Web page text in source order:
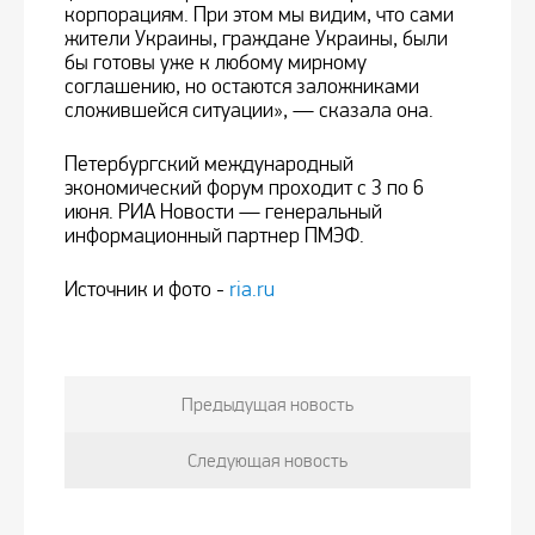
корпорациям. При этом мы видим, что сами
жители Украины, граждане Украины, были
бы готовы уже к любому мирному
соглашению, но остаются заложниками
сложившейся ситуации», — сказала она.
Петербургский международный
экономический форум проходит с 3 по 6
июня. РИА Новости — генеральный
информационный партнер ПМЭФ.
Источник и фото - ria.ru
Предыдущая новость
Следующая новость